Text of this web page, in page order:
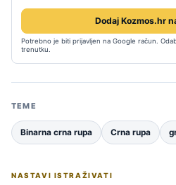
Dodaj Kozmos.hr
Potrebno je biti prijavljen na Google račun.
trenutku.
TEME
Binarna crna rupa Crna rupa
NASTAVI ISTRAŽIVATI